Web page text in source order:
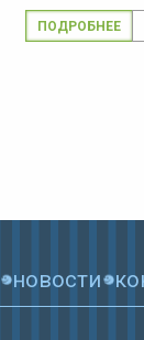
ПОДРОБНЕЕ
новости